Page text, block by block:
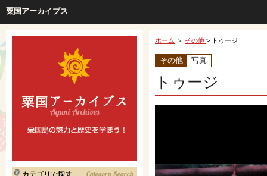
粟国アーカイブス
ホーム ＞ その他 > トゥージ
その他 写真
トゥージ